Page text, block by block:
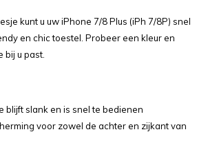
kunt u uw iPhone 7/8 Plus (iPh 7/8P) snel
en chic toestel. Probeer een kleur en
bij u past.
blijft slank en is snel te bedienen
voor zowel de achter en zijkant van